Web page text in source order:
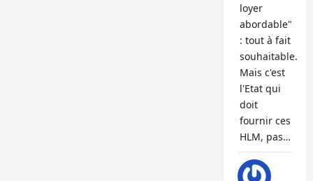
loyer
abordable"
: tout à fait
souhaitable.
Mais c'est
l'Etat qui
doit
fournir ces
HLM, pas…